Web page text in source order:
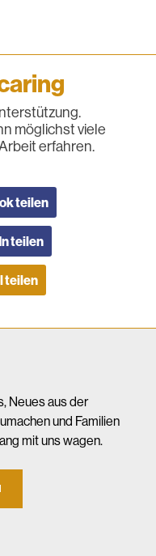
möglichst viele
erfahren.
teilen
teilen
teilen
Neues aus der
und Familien
mit uns wagen.